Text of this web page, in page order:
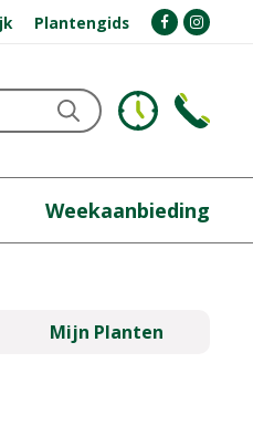
Plantengids
Weekaanbieding
Mijn Planten